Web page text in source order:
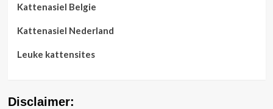
Kattenasiel Belgie
Kattenasiel Nederland
Leuke kattensites
Disclaimer: